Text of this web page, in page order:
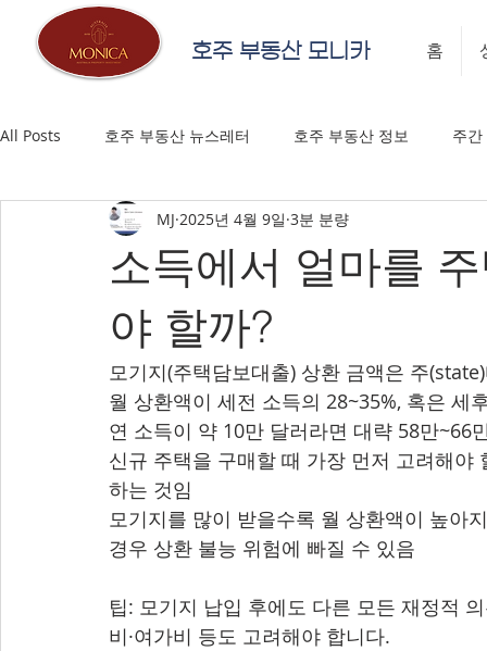
호주 부동산 모니카 홈
All Posts 호주 부동산 뉴스레터 호주 부동산 정보 주
소득에서 얼마를
야 할까?
MJ 2025년 4월 9일 3분 분량
모기지(주택담보대출) 상환 금액은 주
월 상환액이 세전 소득의 28~35%, 혹은 세
연 소득이 약 10만 달러라면 대략 58만~66
신규 주택을 구매할 때 가장 먼저 고려해
하는 것임
모기지를 많이 받을수록 월 상환액이 높아
경우 상환 불능 위험에 빠질 수 있음
팁: 모기지 납입 후에도 다른 모든 재정적
비·여가비 등도 고려해야 합니다.